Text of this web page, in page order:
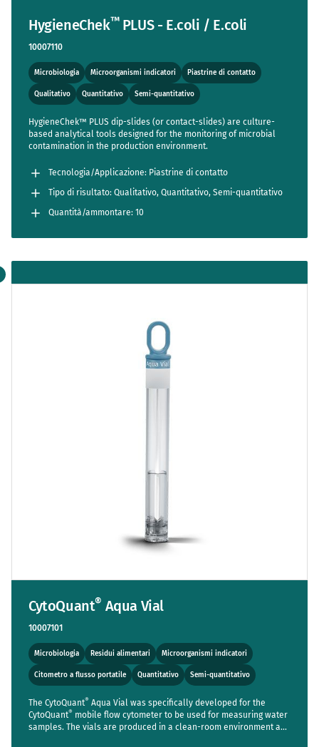
HygieneChek™PLUS - E.coli / E.coli
10007110
Microbiologia Microorganismi indicatori Piastrine di contatto
Qualitativo Quantitativo Semi-quantitativo
HygieneChek™ PLUS dip-slides (or contact-slides) are culture-
based analytical tools designed for the monitoring of microbial
contamination in the production environment.
Tecnologia/Applicazione: Piastrine di contatto
Tipo di risultato: Qualitativo, Quantitativo, Semi-quantitativo
Quantità/ammontare: 10
CytoQuant® Aqua Vial
10007101
Microbiologia Residui alimentari Microorganismi indicatori
Citometro a flusso portatile Quantitativo Semi-quantitativo
The CytoQuant® Aqua Vial was specifically developed for the
CytoQuant® mobile flow cytometer to be used for measuring water
samples. The vials are produced in a clean-room environment and